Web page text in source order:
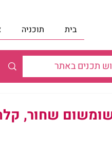
בית תוכניה
שחור,